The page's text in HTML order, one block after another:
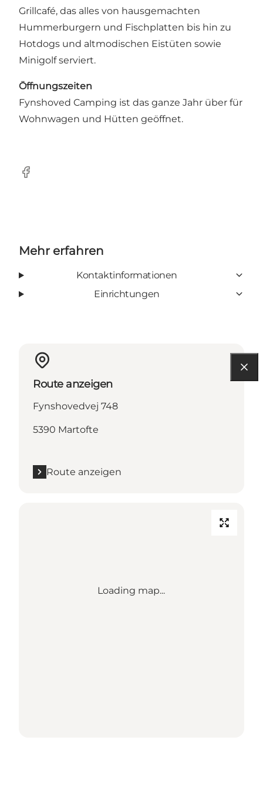
Grillcafé, das alles von hausgemachten
Hummerburgern und Fischplatten bis hin zu
Hotdogs und altmodischen Eistüten sowie
Minigolf serviert.
Öffnungszeiten
Fynshoved Camping ist das ganze Jahr über für
Wohnwagen und Hütten geöffnet.
Facebook
Mehr erfahren
Kontaktinformationen
Einrichtungen
Route anzeigen
Fynshovedvej 748
5390 Martofte
Route anzeigen
Loading map...